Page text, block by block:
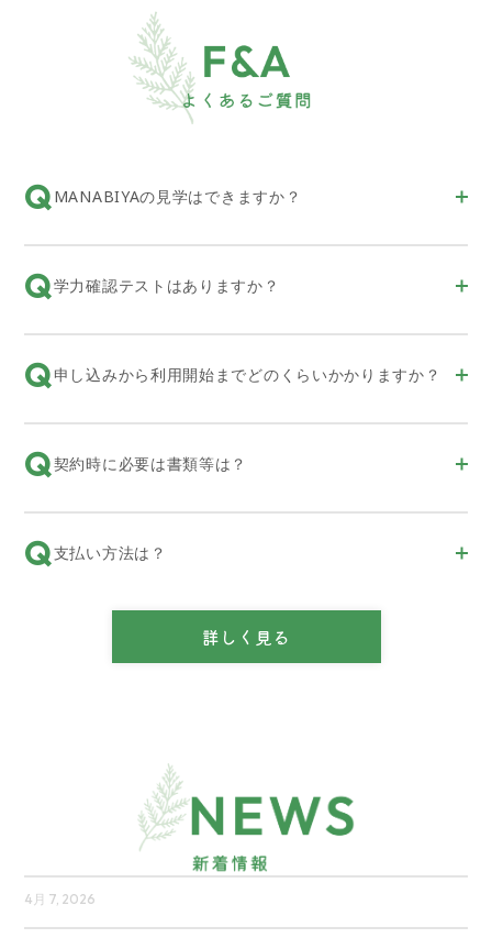
QMANABIYAの見学はできますか？
Q学力確認テストはありますか？
Q申し込みから利用開始までどのくらいかかりますか？
Q契約時に必要は書類等は？
Q支払い方法は？
詳しく見る
4月 7, 2026